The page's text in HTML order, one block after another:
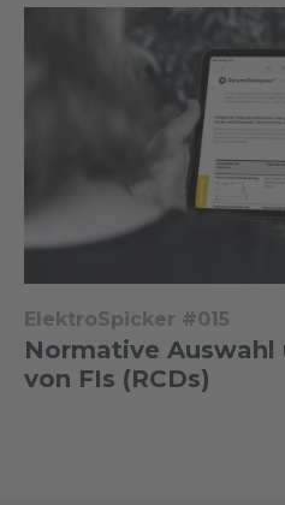
ElektroSpicker #015
Normative Auswahl
von FIs (RCDs)